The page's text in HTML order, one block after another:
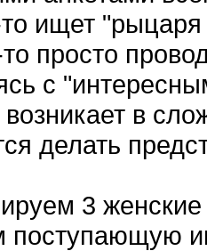
ищет
просто
с
в
делать
3
поступающую